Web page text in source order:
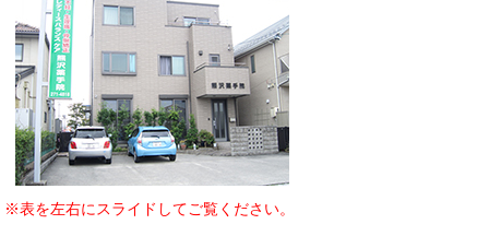
※表を左右にスライドしてご覧ください。